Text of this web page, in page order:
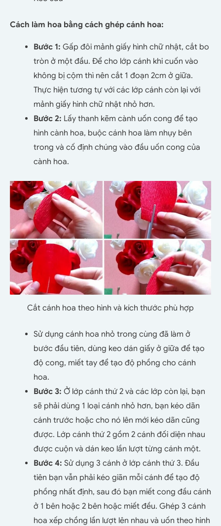
Cách làm hoa bằng cách ghép cánh hoa:
Bước 1: Gấp đôi mảnh giấy hình chữ nhật, cắt bo
tròn ở một đầu. Để cho lớp cánh khi cuốn vào
không bị cộm thì nên cắt 1 đoạn 2cm ở giữa.
Thực hiện tương tự với các lớp cánh còn lại với
mảnh giấy hình chữ nhật nhỏ hơn.
Bước 2: Lấy thanh kẽm cành uốn cong để tạo
hình cành hoa, buộc cánh hoa làm nhụy bên
trong và cố định chúng vào đầu uốn cong của
cành hoa.
Cắt cánh hoa theo hình và kích thước phù hợp
Sử dụng cánh hoa nhỏ trong cùng đã làm ở
bước đầu tiên, dùng keo dán giấy ở giữa để tạo
độ cong, miết tay để tạo độ phồng cho cánh
hoa.
Bước 3: Ở lớp cánh thứ 2 và các lớp còn lại, bạn
sẽ phải dùng 1 loại cánh nhỏ hơn, bạn kéo dãn
cánh trước hoặc cho nó lên mới kéo dãn cũng
được. Lớp cánh thứ 2 gồm 2 cánh đối diện nhau
được cuộn và dán keo lần lượt từng cánh một.
Bước 4: Sử dụng 3 cánh ở lớp cánh thứ 3. Đầu
tiên bạn vẫn phải kéo giãn mỗi cánh để tạo độ
phồng nhất định, sau đó bạn miết cong đầu cánh
ở 1 bên hoặc 2 bên hoặc miết đều. Ghép 3 cánh
hoa xếp chồng lần lượt lên nhau và uốn theo hình